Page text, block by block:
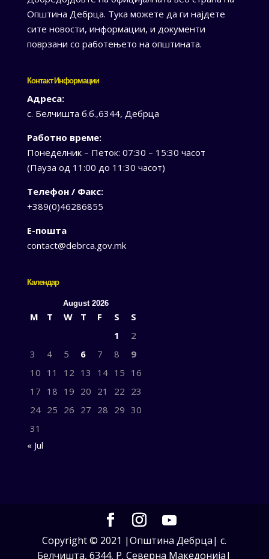
Општина Дебрца. Тука можете да ги најдете
сите новости, информации, и документи
поврзани со работењето на општината.
Контакт Информации
Адреса:
с. Белчишта б.б.,6344, Дебрца
Работно време:
Понеделник – Петок: 07:30 – 15:30 часот
(Пауза од 11:00 до 11:30 часот)
Телефон / Факс:
+389(0)46286855
Е-пошта
contact@debrca.gov.mk
Календар
August 2026
M T W T F S
S
1
2
3
4 5 6 7 8
9
10 11 12 13 14 15 16
17 18 19 20 21 22 23
24 25 26 27 28 29 30
31
« Jul
Copyright © 2021 |Општина Дебрца| с.
Белчишта, 6344, Р. Северна Македонија|